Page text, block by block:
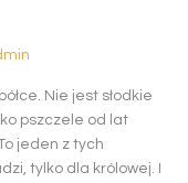
Nie jest słodkie
pszczele od lat
jeden z tych
tylko dla królowej. I